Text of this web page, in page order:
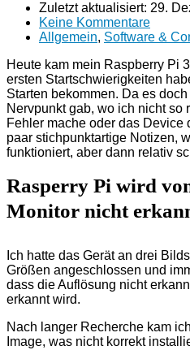
Zuletzt aktualisiert: 29.
Keine Kommentare
Allgemein, Software &
Heute kam mein Raspberry Pi
ersten Startschwierigkeiten
Starten bekommen. Da es
Nervpunkt gab, wo ich nicht so
Fehler mache oder das Device
paar stichpunktartige Notizen,
funktioniert, aber dann relativ
Rasperry Pi wird
Monitor nicht
Ich hatte das Gerät an drei
Größen angeschlossen und
dass die Auflösung nicht
erkannt wird.
Nach langer Recherche kam
Image, was nicht korrekt